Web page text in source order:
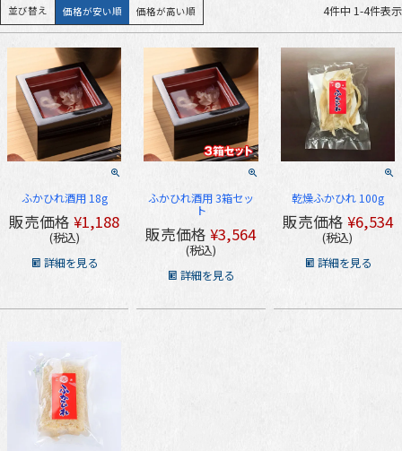
並び替え 価格が安い順 価格が高い順 4件中 1-4件表示
ふかひれ酒用 18g
販売価格 ¥1,188
税込
詳細を見る
ふかひれ酒用 3箱セッ
ト
販売価格 ¥3,564
税込
詳細を見る
乾燥ふかひれ 100g
販売価格 ¥6,534
税込
詳細を見る